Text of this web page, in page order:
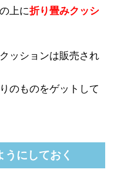
上に折り畳みクッシ
ッションは販売され
のものをゲットして
にしておく